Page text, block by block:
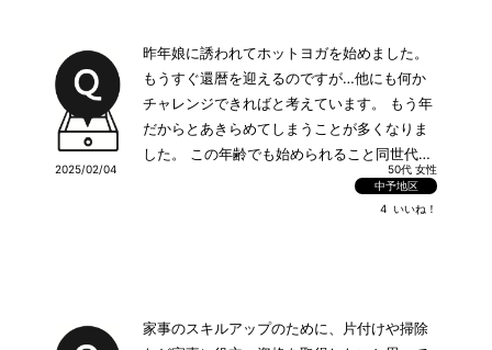
昨年娘に誘われてホットヨガを始めました。
もうすぐ還暦を迎えるのですが…他にも何か
チャレンジできればと考えています。 もう年
だからとあきらめてしまうことが多くなりま
した。 この年齢でも始められること同世代の
方が頑張ってることをおうかがいしたいで
2025/02/04
50代 女性
中予地区
4 いいね！
家事のスキルアップのために、片付けや掃除